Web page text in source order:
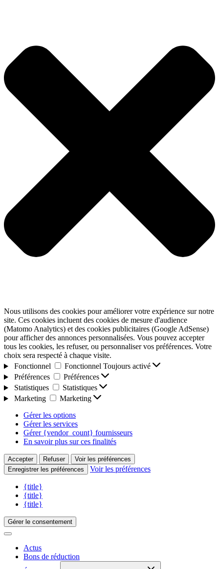
Nous utilisons des cookies pour améliorer votre expérience sur notre
site. Ces cookies incluent des cookies de mesure d'audience
(Matomo Analytics) et des cookies publicitaires (Google AdSense)
pour afficher des annonces personnalisées. Vous pouvez accepter
tous les cookies, les refuser, ou personnaliser vos préférences. Votre
choix sera respecté à chaque visite.
Fonctionnel
Fonctionnel Toujours activé
Préférences
Préférences
Statistiques
Statistiques
Marketing
Marketing
Gérer les options
Gérer les services
Gérer {vendor_count} fournisseurs
En savoir plus sur ces finalités
Accepter Refuser
Voir les préférences
Enregistrer les préférences
Voir les préférences
{title}
{title}
{title}
Gérer le consentement
Actus
Bons de réduction